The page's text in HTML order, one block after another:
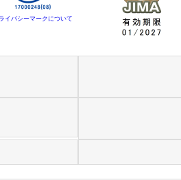
イバシーマークについて